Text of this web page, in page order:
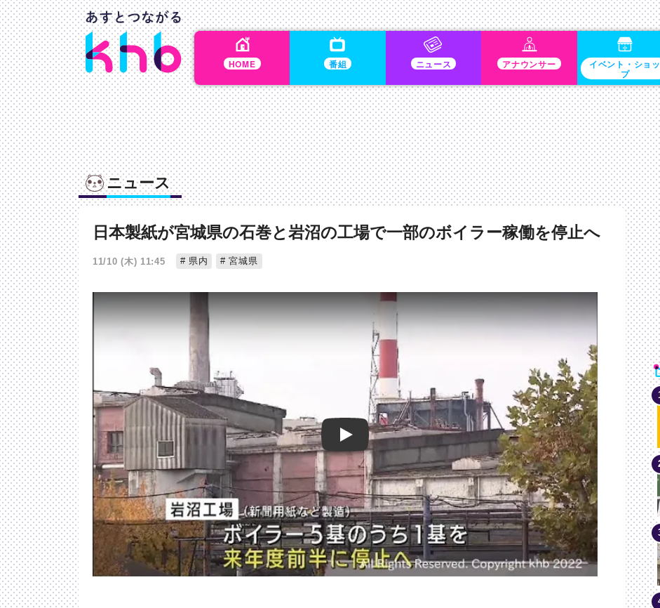
HOME 番組 ニュース アナウンサー イベント・ショッ
プ
ニュース
日本製紙が宮城県の石巻と岩沼の工場で一部のボイラー稼働を停止へ
11/10 (木) 11:45 県内 宮城県
Play